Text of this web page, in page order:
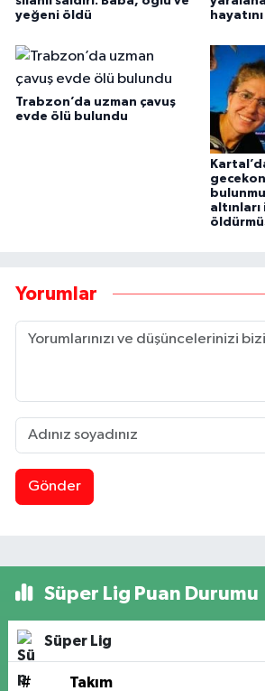
yeğeni öldü
Trabzon’da uzman çavuş
evde ölü bulundu
Yorumlar
Gönder
Süper Lig Puan Durumu
Süper Lig
# Takım